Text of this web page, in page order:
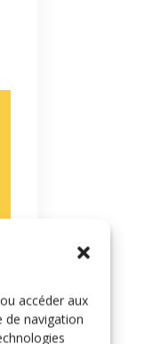
accéder aux
de navigation